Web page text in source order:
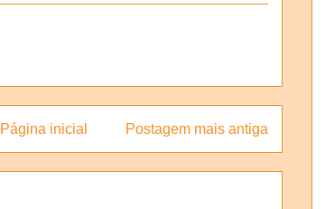
Postagem mais antiga
Página inicial